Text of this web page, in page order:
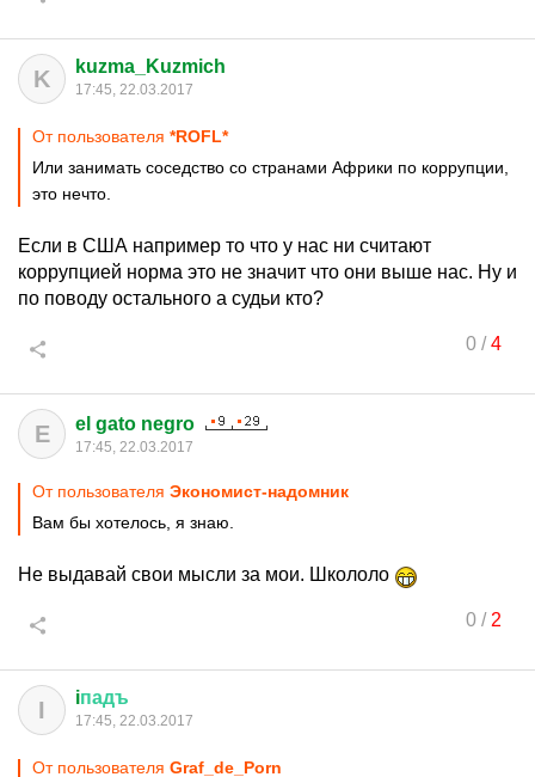
K kuzma_Kuzmich
17:45, 22.03.2017
От пользователя *ROFL*
Или занимать соседство со странами Африки по коррупции,
это нечто.
Если в США например то что у нас ни считают
коррупцией норма это не значит что они выше нас. Ну и
по поводу остального а судьи кто?
0/4
E el gato negro
17:45, 22.03.2017
От пользователя Экономист-надомник
Вам бы хотелось, я знаю.
Не выдавай свои мысли за мои. Школоло
0/ 2
I iпадъ
17:45, 22.03.2017
От пользователя Graf_de_Porn